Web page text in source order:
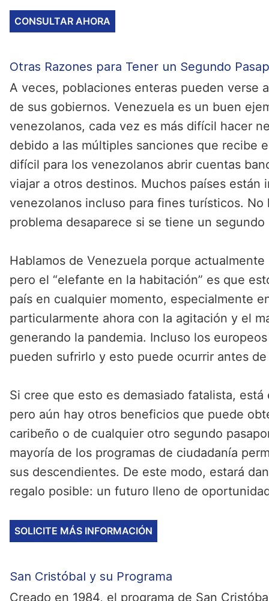
CONSULTAR AHORA
Otras Razones para Tener un Segundo
A veces, poblaciones enteras pueden verse
de sus gobiernos. Venezuela es un buen
venezolanos, cada vez es más difícil hacer
debido a las múltiples sanciones que recibe
difícil para los venezolanos abrir cuentas
viajar a otros destinos. Muchos países están
venezolanos incluso para fines turísticos.
problema desaparece si se tiene un
Hablamos de Venezuela porque
pero el “elefante en la habitación” es que
país en cualquier momento, especialmente
particularmente ahora con la agitación y el
generando la pandemia. Incluso los
pueden sufrirlo y esto puede ocurrir antes
Si cree que esto es demasiado fatalista,
pero aún hay otros beneficios que puede
caribeño o de cualquier otro segundo
mayoría de los programas de ciudadanía
sus descendientes. De este modo, estará
regalo posible: un futuro lleno de
SOLICITE MÁS INFORMACIÓN
San Cristóbal y su Programa
Creado en 1984, el programa de San